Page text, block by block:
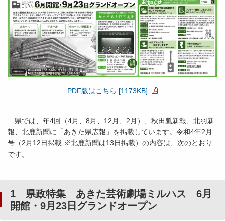
PDF版はこちら [1173KB]
県では、年4回（4月、8月、12月、2月）、秋田魁新報、北羽新
報、北鹿新聞に「あきた県広報」を掲載しています。令和4年2月
号（2月12日掲載 ※北鹿新聞は13日掲載）の内容は、次のとおり
です。
1 県政特集 あきた芸術劇場ミルハス 6月
開館・9月23日グランドオープン